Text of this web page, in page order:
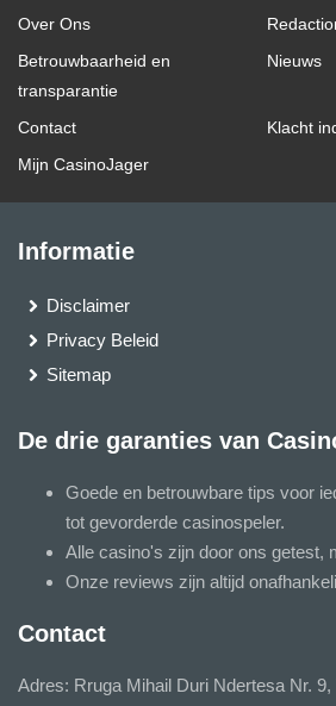
Over Ons
Betrouwbaarheid en
transparantie
Nieuws
Contact
Klacht
Mijn CasinoJager
Informatie
Disclaimer
Privacy Beleid
Sitemap
De drie garanties van
Goede en betrouwbare tips voor
tot gevorderde casinospeler.
Alle casino's zijn door ons getest,
Onze reviews zijn altijd
Contact
Adres: Rruga Mihail Duri Ndertesa Nr. 9,